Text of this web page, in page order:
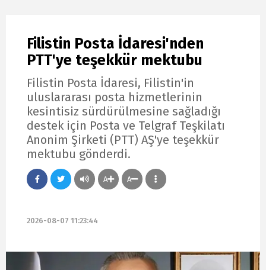
Filistin Posta İdaresi'nden
PTT'ye teşekkür mektubu
Filistin Posta İdaresi, Filistin'in
uluslararası posta hizmetlerinin
kesintisiz sürdürülmesine sağladığı
destek için Posta ve Telgraf Teşkilatı
Anonim Şirketi (PTT) AŞ'ye teşekkür
mektubu gönderdi.
A A
2026-08-07 11:23:44